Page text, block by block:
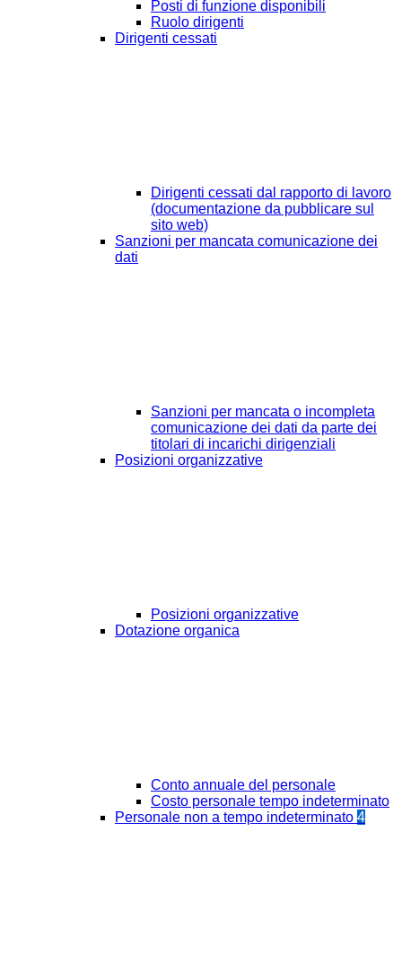
Posti di funzione disponibili
Ruolo dirigenti
Dirigenti cessati
Dirigenti cessati dal rapporto di lavoro
(documentazione da pubblicare sul
sito web)
Sanzioni per mancata comunicazione dei
dati
Sanzioni per mancata o incompleta
comunicazione dei dati da parte dei
titolari di incarichi dirigenziali
Posizioni organizzative
Posizioni organizzative
Dotazione organica
Conto annuale del personale
Costo personale tempo indeterminato
Personale non a tempo indeterminato 4